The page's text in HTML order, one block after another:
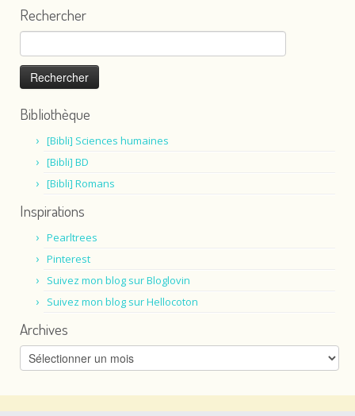
Rechercher
Bibliothèque
[Bibli] Sciences humaines
[Bibli] BD
[Bibli] Romans
Inspirations
Pearltrees
Pinterest
Suivez mon blog sur Bloglovin
Suivez mon blog sur Hellocoton
Archives
Archives